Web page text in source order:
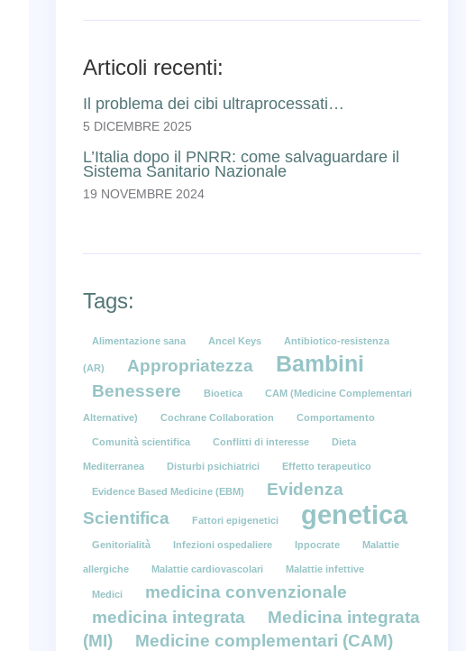
Articoli recenti:
Il problema dei cibi ultraprocessati…
5 DICEMBRE 2025
L’Italia dopo il PNRR: come salvaguardare il
Sistema Sanitario Nazionale
19 NOVEMBRE 2024
Tags:
Alimentazione sana Ancel Keys Antibiotico-resistenza
(AR) Appropriatezza Bambini
Benessere Bioetica CAM (Medicine Complementari
Alternative) Cochrane Collaboration Comportamento
Comunità scientifica Conflitti di interesse Dieta
Mediterranea Disturbi psichiatrici Effetto terapeutico
Evidence Based Medicine (EBM)
Evidenza
Scientifica
Fattori epigenetici genetica
Genitorialità Infezioni ospedaliere Ippocrate Malattie
allergiche Malattie cardiovascolari Malattie infettive
Medici
medicina convenzionale
medicina integrata
Medicina integrata
(MI)
Medicine complementari (CAM)